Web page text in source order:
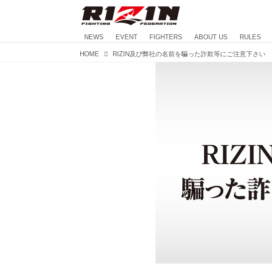
NEWS EVENT FIGHTERS ABOUT US RULES
HOME RIZIN及び弊社の名前を騙った詐欺等にご注意下さい